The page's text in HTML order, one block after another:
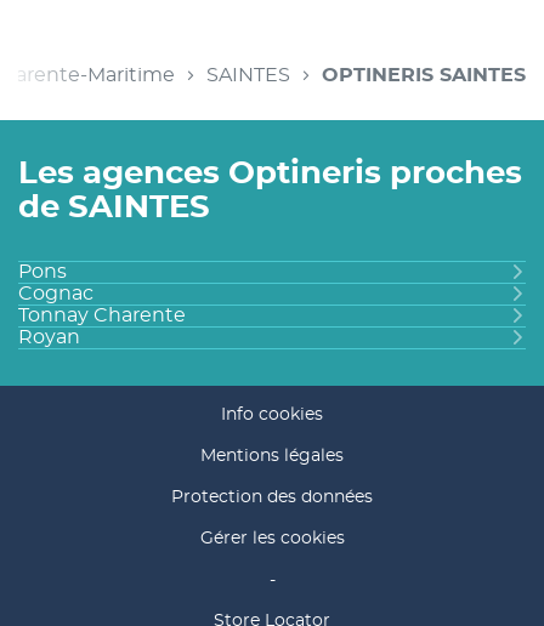
Maritime SAINTES OPTINERIS SAINTES
Les agences Optineris proches
de SAINTES
Pons
Cognac
Tonnay Charente
Royan
Info cookies
Mentions légales
Protection des données
Gérer les cookies
-
Store Locator
(ouvre